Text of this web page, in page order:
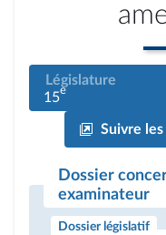
Législature
15e
Suivre
Dossier
examinateur
Dossier législatif